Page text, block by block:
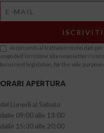
Acconsento al trattamento dei dati
scopo dell'iscrizione alla newsletter / I
to current legislation, for the sole
ORARI APERTURA
dal Lunedì al Sabato
dalle 09:00 alle 13:00
dalle 15:30 alle 20:00